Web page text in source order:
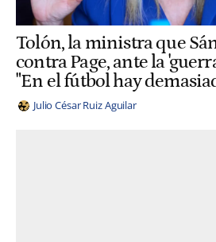
Tolón, la ministra que
contra Page, ante la
"En el fútbol hay
Julio César Ruiz Aguilar